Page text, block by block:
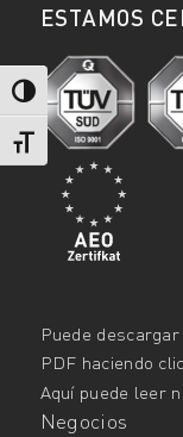
Alternar alto contraste
Alternar tamaño de
ESTAMOS
Puede
PDF haciendo
Aquí puede leer
Negocios